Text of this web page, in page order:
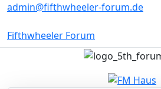
admin@fifthwheeler-forum.de
Fifthwheeler Forum